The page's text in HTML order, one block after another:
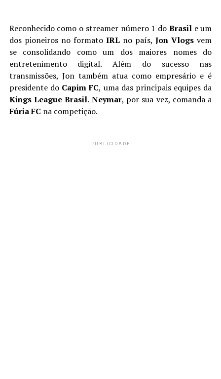
Reconhecido como o streamer número 1 do Brasile um
dos pioneiros no formato IRLno país,Jon Vlogs vem
se consolidando como um dos maiores nomes do
entretenimento digital. Além do sucesso nas
transmissões, Jon também atua como empresário e é
presidente do Capim FC, uma das principais equipes da
Kings League Brasil. Neymar, por sua vez, comanda a
Fúria FC na competição.
PUBLICIDADE